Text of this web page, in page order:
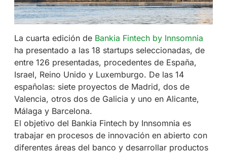
La cuarta edición de Bankia Fintech by Innsomnia
ha presentado a las 18 startups seleccionadas, de
entre 126 presentadas, procedentes de España,
Israel, Reino Unido y Luxemburgo. De las 14
españolas: siete proyectos de Madrid, dos de
Valencia, otros dos de Galicia y uno en Alicante,
Málaga y Barcelona.
El objetivo del Bankia Fintech by Innsomnia es
trabajar en procesos de innovación en abierto con
diferentes áreas del banco y desarrollar productos